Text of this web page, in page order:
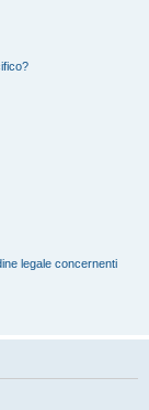
legale concernenti